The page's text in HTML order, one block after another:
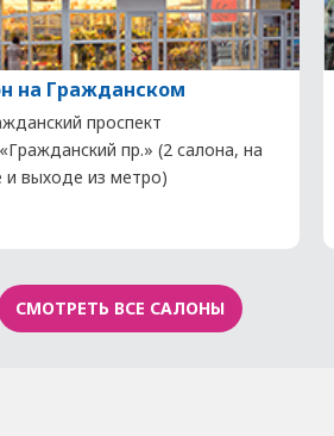
на Гражданском
проспект
пр.» (2 салона, на
и выходе из метро)
СМОТРЕТЬ ВСЕ САЛОНЫ